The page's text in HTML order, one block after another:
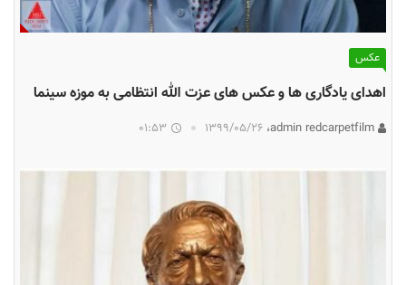
عکس
اهدای یادگاری ها و عکس های عزت الله انتظامی به موزه سینما
۱۳۹۹/۰۵/۲۶ 01:53